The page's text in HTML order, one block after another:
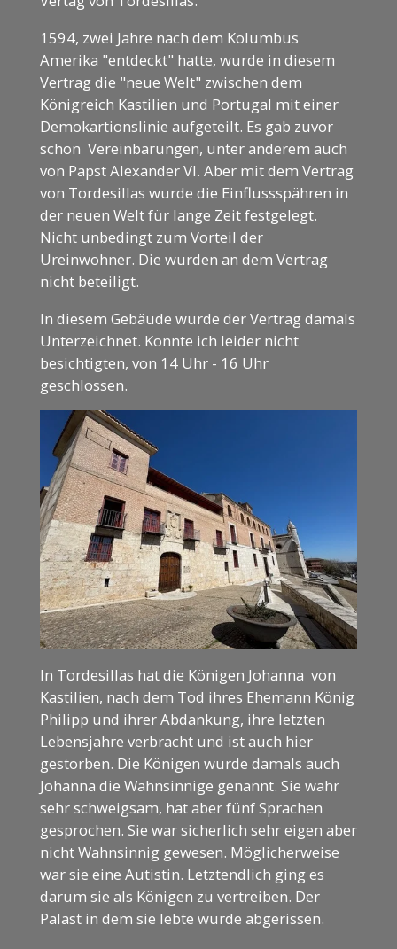
1594, zwei Jahre nach dem Kolumbus
Amerika "entdeckt" hatte, wurde in diesem
Vertrag die "neue Welt" zwischen dem
Königreich Kastilien und Portugal mit einer
Demokartionslinie aufgeteilt. Es gab zuvor
schon Vereinbarungen, unter anderem auch
von Papst Alexander VI. Aber mit dem Vertrag
von Tordesillas wurde die Einflussspähren in
der neuen Welt für lange Zeit festgelegt.
Nicht unbedingt zum Vorteil der
Ureinwohner. Die wurden an dem Vertrag
nicht beteiligt.
In diesem Gebäude wurde der Vertrag damals
Unterzeichnet. Konnte ich leider nicht
besichtigten, von 14 Uhr - 16 Uhr
geschlossen.
In Tordesillas hat die Königen Johanna von
Kastilien, nach dem Tod ihres Ehemann König
Philipp und ihrer Abdankung, ihre letzten
Lebensjahre verbracht und ist auch hier
gestorben. Die Königen wurde damals auch
Johanna die Wahnsinnige genannt. Sie wahr
sehr schweigsam, hat aber fünf Sprachen
gesprochen. Sie war sicherlich sehr eigen aber
nicht Wahnsinnig gewesen. Möglicherweise
war sie eine Autistin. Letztendlich ging es
darum sie als Königen zu vertreiben. Der
Palast in dem sie lebte wurde abgerissen.